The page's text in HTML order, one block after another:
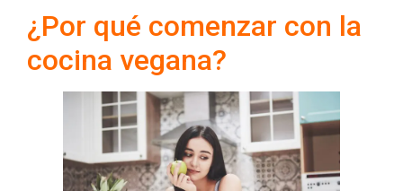
¿Por qué comenzar con la
cocina vegana?